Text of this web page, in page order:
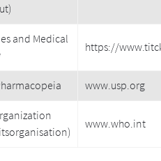
and Medical
https://
www.usp.org
www.who.int